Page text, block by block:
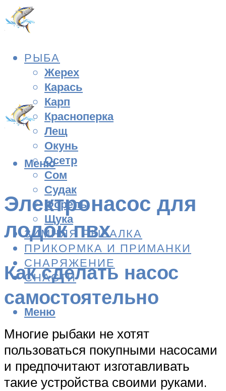
РЫБА
Жерех
Карась
Карп
Красноперка
Лещ
Окунь
Осетр
Сом
Судак
Форель
Щука
ЗИМНЯЯ РЫБАЛКА
ПРИКОРМКА И ПРИМАНКИ
СНАРЯЖЕНИЕ
СНАСТИ
Меню
Меню
Электронасос для
лодок пвх
Как сделать насос
самостоятельно
Многие рыбаки не хотят
пользоваться покупными насосами
и предпочитают изготавливать
такие устройства своими руками.